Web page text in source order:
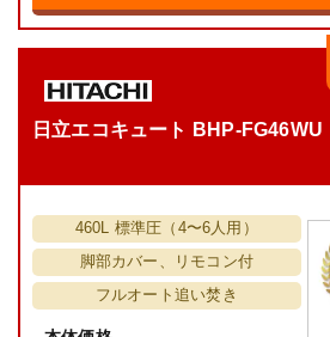
日立エコキュート BHP-FG46WU
460L 標準圧（4〜6人用）
脚部カバー、リモコン付
フルオート追い焚き